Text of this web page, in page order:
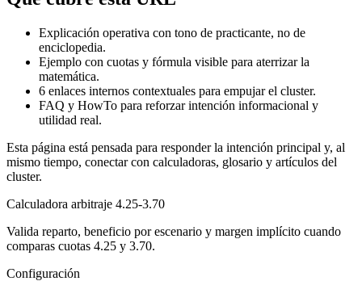
Explicación operativa con tono de practicante, no de
enciclopedia.
Ejemplo con cuotas y fórmula visible para aterrizar la
matemática.
6 enlaces internos contextuales para empujar el cluster.
FAQ y HowTo para reforzar intención informacional y
utilidad real.
Esta página está pensada para responder la intención principal y, al
mismo tiempo, conectar con calculadoras, glosario y artículos del
cluster.
Calculadora arbitraje 4.25-3.70
Valida reparto, beneficio por escenario y margen implícito cuando
comparas cuotas 4.25 y 3.70.
Configuración